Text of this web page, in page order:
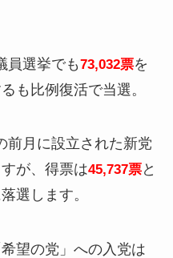
員選挙でも73,032票を
も比例復活で当選。
前月に設立された新党
が、得票は45,737票と
選します。
望の党」への入党は